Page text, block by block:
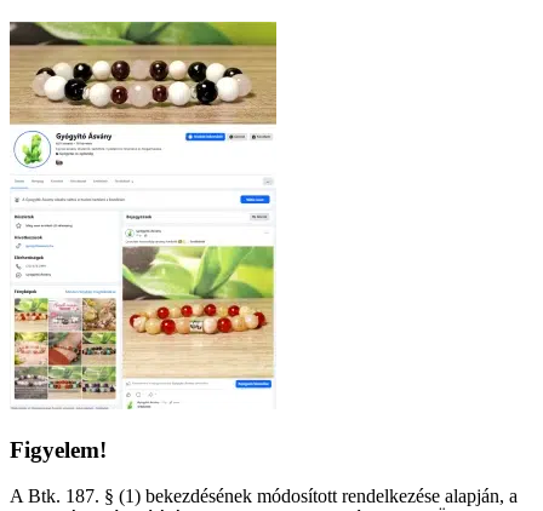
Figyelem!
A Btk. 187. § (1) bekezdésének módosított rendelkezése alapján, a